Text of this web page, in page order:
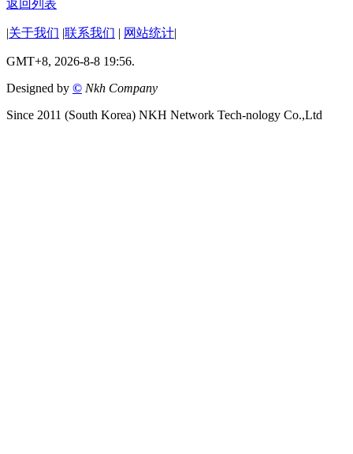
返回列表
|关于我们 |联系我们 | 网站统计|
GMT+8, 2026-8-8 19:56.
Designed by © Nkh Company
Since 2011 (South Korea) NKH Network Tech-nology Co.,Ltd